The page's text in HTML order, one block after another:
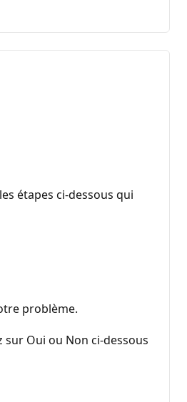
étapes ci-dessous qui
problème.
Oui ou Non ci-dessous